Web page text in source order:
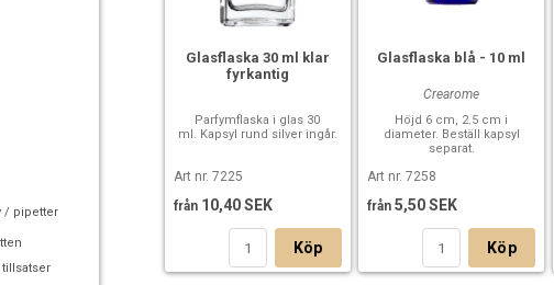
/ pipetter
tillsatser
Glasflaska 30 ml klar
fyrkantig
Parfymflaska i glas 30
ml. Kapsyl rund silver ingår.
Art nr. 7225
från 10,40 SEK
Köp
Glasflaska blå - 10 ml
Crearome
Höjd 6 cm, 2.5 cm i
diameter. Beställ kapsyl
separat.
Art nr. 7258
från 5,50 SEK
Köp